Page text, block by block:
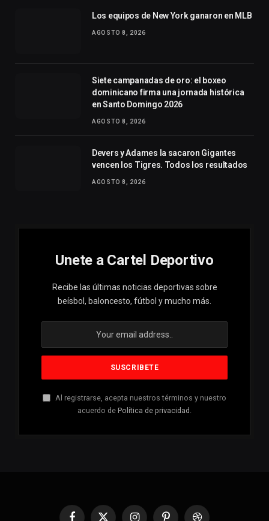
Los equipos de New York ganaron en MLB
AGOSTO 8, 2026
Siete campanadas de oro: el boxeo
dominicano firma una jornada histórica
en Santo Domingo 2026
AGOSTO 8, 2026
Devers y Adames la sacaron Gigantes
vencen los Tigres. Todos los resultados
AGOSTO 8, 2026
Unete a Cartel Deportivo
Recibe las últimas noticias deportivas sobre
beísbol, baloncesto, fútbol y mucho más.
Al registrarse, acepta nuestros términos y nuestro
acuerdo de Política de privacidad .